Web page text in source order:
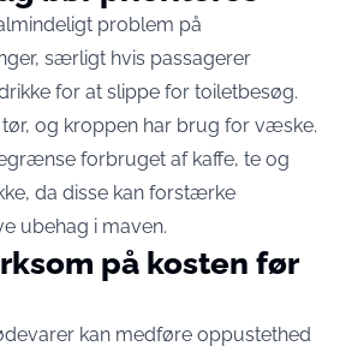
problem på
særligt hvis passagerer
for at slippe for toiletbesøg.
tør, og kroppen har brug for væske.
forbruget af kaffe, te og
da disse kan forstærke
ubehag i maven.
på kosten før
kan medføre oppustethed